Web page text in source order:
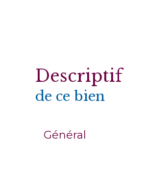
descriptif
de ce bien
Général